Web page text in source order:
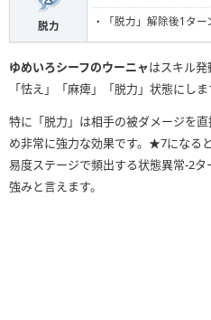
脱力 ・「脱力」解除後1タ
ゆめいろシーフのウーニャはスキル発
「怯え」「麻痺」「脱力」状態にしま
特に「脱力」は相手の被ダメージを
め非常に強力な効果です。★7になる
易度ステージで頻出する状態異常-2
強みと言えます。